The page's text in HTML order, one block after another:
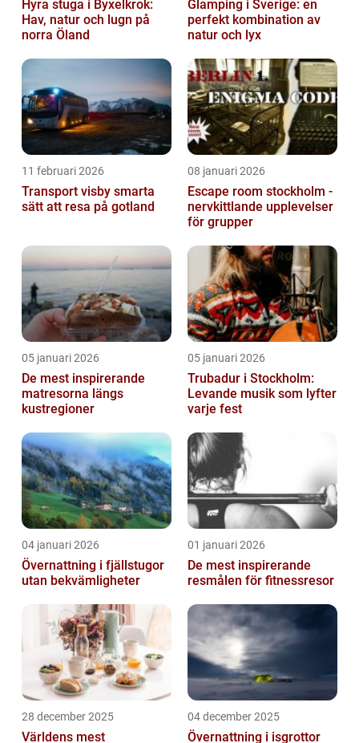
Hyra stuga i Byxelkrok:
Hav, natur och lugn på
norra Öland
Glamping i Sverige: en
perfekt kombination av
natur och lyx
11 februari 2026
Transport visby smarta
sätt att resa på gotland
08 januari 2026
Escape room stockholm -
nervkittlande upplevelser
för grupper
05 januari 2026
De mest inspirerande
matresorna längs
kustregioner
05 januari 2026
Trubadur i Stockholm:
Levande musik som lyfter
varje fest
04 januari 2026
Övernattning i fjällstugor
utan bekvämligheter
01 januari 2026
De mest inspirerande
resmålen för fitnessresor
28 december 2025
Världens mest
04 december 2025
Övernattning i isgrottor